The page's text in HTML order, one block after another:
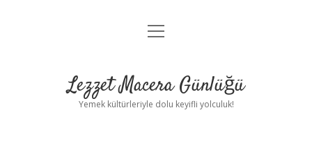
Anasayfa
Yasal Uyarı
menüyü
Lezzet Macera Günlüğü
Yemek kültürleriyle dolu keyifli yolculuk!